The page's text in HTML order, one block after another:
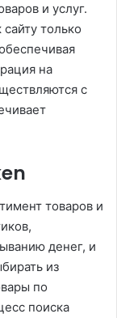
и услуг.
только
на
с
товаров и
денег, и
из
по
поиска